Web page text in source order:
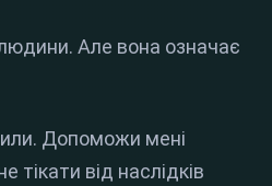
Але вона означає
Допоможи мені
від наслідків